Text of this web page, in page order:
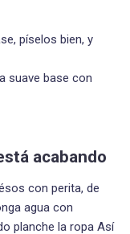
píselos bien, y
suave base con
acabando
con perita, de
agua con
planche la ropa Así